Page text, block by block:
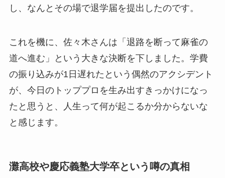
し、なんとその場で退学届を提出したのです。
これを機に、佐々木さんは「退路を断って麻雀の
道へ進む」という大きな決断を下しました。学費
の振り込みが1日遅れたという偶然のアクシデント
が、今日のトッププロを生み出すきっかけになっ
たと思うと、人生って何が起こるか分からないな
と感じます。
灘高校や慶応義塾大学卒という噂の真相